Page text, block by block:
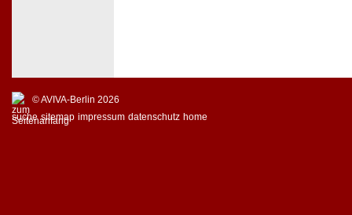
© AVIVA-Berlin 2026
suche sitemap impressum datenschutz home